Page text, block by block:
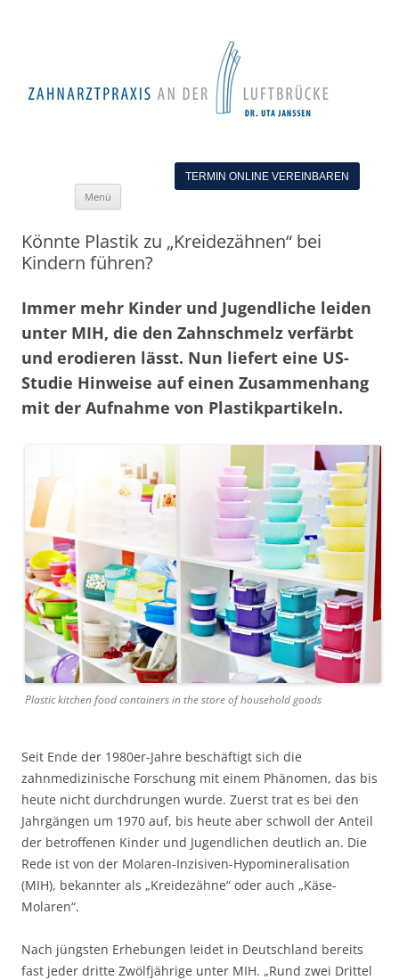
TERMIN ONLINE VEREINBAREN
Menü
Könnte Plastik zu „Kreidezähnen“ bei
Kindern führen?
Immer mehr Kinder und Jugendliche leiden
unter MIH, die den Zahnschmelz verfärbt
und erodieren lässt. Nun liefert eine US-
Studie Hinweise auf einen Zusammenhang
mit der Aufnahme von Plastikpartikeln.
Plastic kitchen food containers in the store of household goods
Seit Ende der 1980er-Jahre beschäftigt sich die
zahnmedizinische Forschung mit einem Phänomen, das bis
heute nicht durchdrungen wurde. Zuerst trat es bei den
Jahrgängen um 1970 auf, bis heute aber schwoll der Anteil
der betroffenen Kinder und Jugendlichen deutlich an. Die
Rede ist von der Molaren-Inzisiven-Hypomineralisation
(MIH), bekannter als „Kreidezähne“ oder auch „Käse-
Molaren“.
Nach jüngsten Erhebungen leidet in Deutschland bereits
fast jeder dritte Zwölfjährige unter MIH. „Rund zwei Drittel